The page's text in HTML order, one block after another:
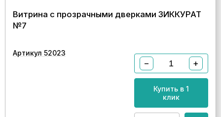
Витрина с прозрачными дверками ЗИККУРАТ
№7
Артикул 52023
− +
Купить в 1
клик